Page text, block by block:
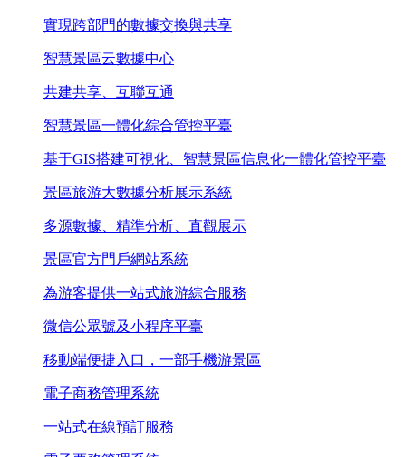
實現跨部門的數據交換與共享
智慧景區云數據中心
共建共享、互聯互通
智慧景區一體化綜合管控平臺
基于GIS搭建可視化、智慧景區信息化一體化管控平臺
景區旅游大數據分析展示系統
多源數據、精準分析、直觀展示
景區官方門戶網站系統
為游客提供一站式旅游綜合服務
微信公眾號及小程序平臺
移動端便捷入口，一部手機游景區
電子商務管理系統
一站式在線預訂服務